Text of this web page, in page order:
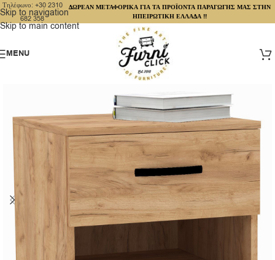
Skip to navigation
Skip to main content
Τηλέφωνο: +30 2310
682 358
ΔΩΡΕΑΝ ΜΕΤΑΦΟΡΙΚΑ ΓΙΑ ΤΑ ΠΡΟΪΟΝΤΑ ΠΑΡΑΓΩΓΗΣ ΜΑΣ ΣΤΗΝ
ΗΠΕΙΡΩΤΙΚΗ ΕΛΛΑΔΑ !!
MENU